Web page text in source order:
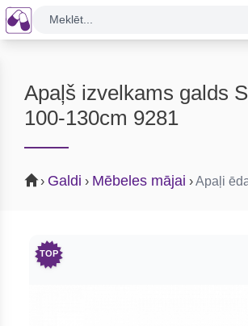
Meklēt...
Apaļš izvelkams galds
100-130cm 9281
› Galdi › Mēbeles mājai ›Apaļi
TOP